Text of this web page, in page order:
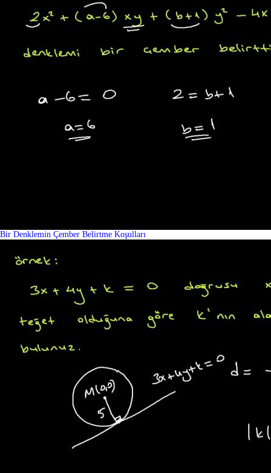
Bir Denklemin Çember Belirtme Koşulları